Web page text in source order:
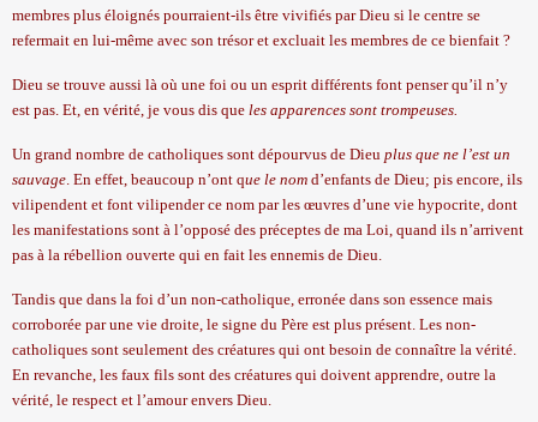
membres plus éloignés pourraient-ils être vivifiés par Dieu si le centre se
refermait en lui-même avec son trésor et excluait les membres de ce bienfait ?
Dieu se trouve aussi là où une foi ou un esprit différents font penser qu’il n’y
est pas. Et, en vérité, je vous dis que les apparences sont trompeuses.
Un grand nombre de catholiques sont dépourvus de Dieu plus que ne l’est un
sauvage . En effet, beaucoup n’ont que le nom d’enfants de Dieu; pis encore, ils
vilipendent et font vilipender ce nom par les œuvres d’une vie hypocrite, dont
les manifestations sont à l’opposé des préceptes de ma Loi, quand ils n’arrivent
pas à la rébellion ouverte qui en fait les ennemis de Dieu.
Tandis que dans la foi d’un non-catholique, erronée dans son essence mais
corroborée par une vie droite, le signe du Père est plus présent. Les non-
catholiques sont seulement des créatures qui ont besoin de connaître la vérité.
En revanche, les faux fils sont des créatures qui doivent apprendre, outre la
vérité, le respect et l’amour envers Dieu.